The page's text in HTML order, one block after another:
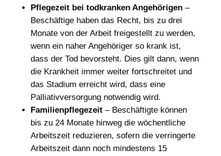
Pflegezeit bei todkranken Angehörigen–
Beschäftige haben das Recht, bis zu drei
Monate von der Arbeit freigestellt zu werden,
wenn ein naher Angehöriger so krank ist,
dass der Tod bevorsteht. Dies gilt dann, wenn
die Krankheit immer weiter fortschreitet und
das Stadium erreicht wird, dass eine
Palliativversorgung notwendig wird.
Familienpflegezeit– Beschäftigte können
bis zu 24 Monate hinweg die wöchentliche
Arbeitszeit reduzieren, sofern die verringerte
Arbeitszeit dann noch mindestens 15